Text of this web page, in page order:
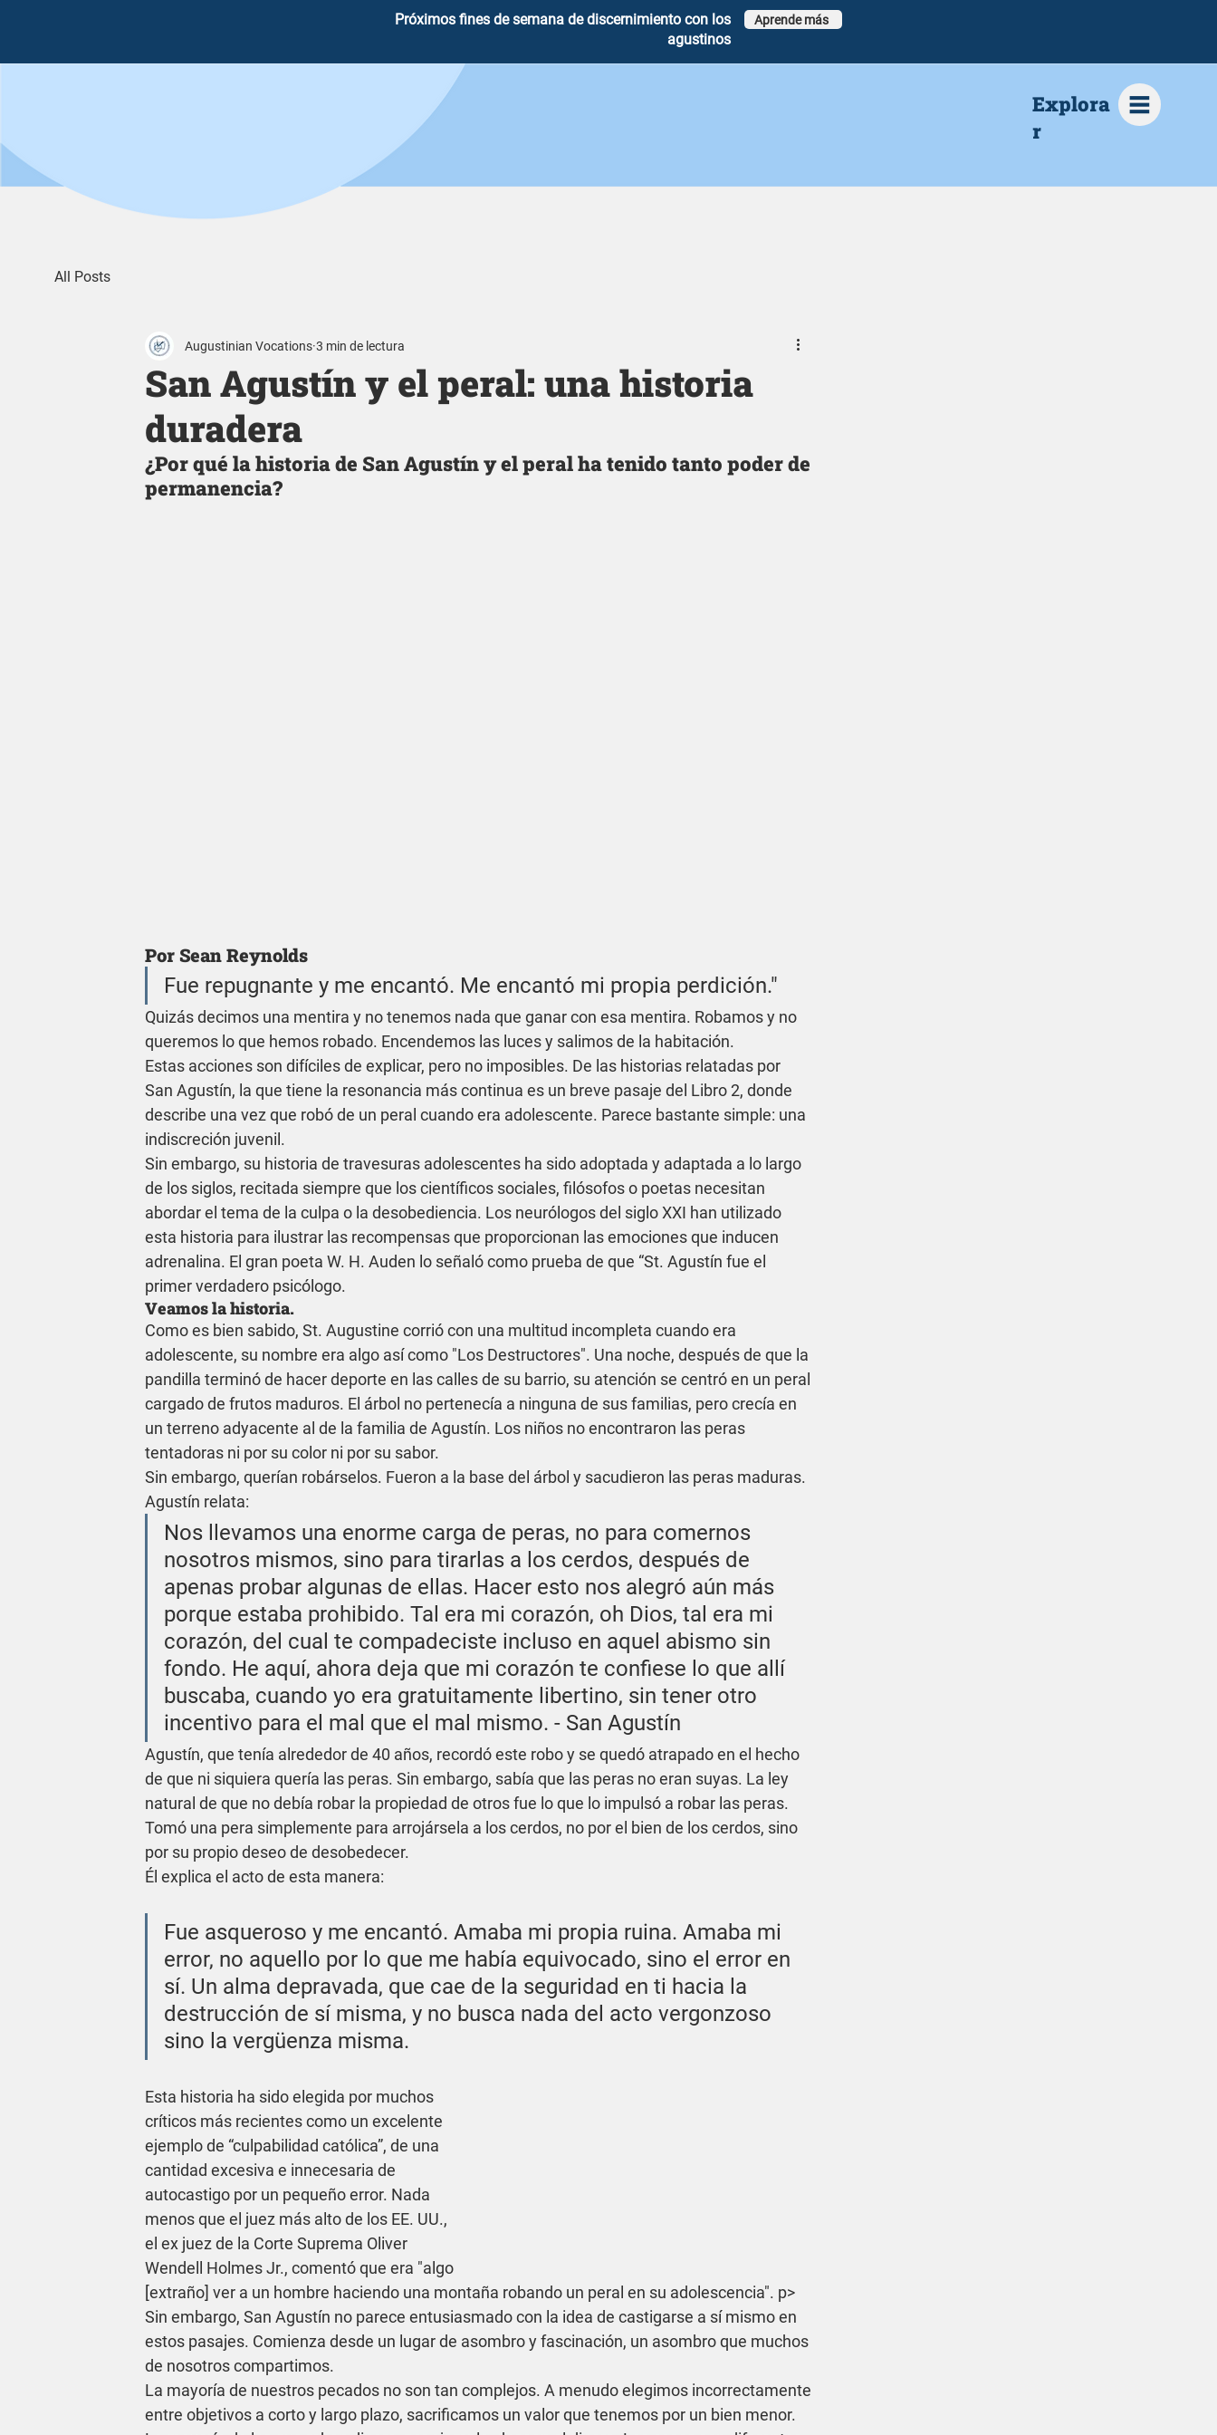
Próximos fines de semana de discernimiento con los
agustinos
Aprende más
Explora
r
All Posts
San Agustín y el peral: una historia
duradera
Augustinian Vocations 3 min de lectura
¿Por qué la historia de San Agustín y el peral ha tenido tanto poder de
permanencia?
Por Sean Reynolds
Fue repugnante y me encantó. Me encantó mi propia perdición."
Quizás decimos una mentira y no tenemos nada que ganar con esa mentira. Robamos y no
queremos lo que hemos robado. Encendemos las luces y salimos de la habitación.
Estas acciones son difíciles de explicar, pero no imposibles. De las historias relatadas por
San Agustín, la que tiene la resonancia más continua es un breve pasaje del Libro 2, donde
describe una vez que robó de un peral cuando era adolescente. Parece bastante simple: una
indiscreción juvenil.
Sin embargo, su historia de travesuras adolescentes ha sido adoptada y adaptada a lo largo
de los siglos, recitada siempre que los científicos sociales, filósofos o poetas necesitan
abordar el tema de la culpa o la desobediencia. Los neurólogos del siglo XXI han utilizado
esta historia para ilustrar las recompensas que proporcionan las emociones que inducen
adrenalina. El gran poeta W. H. Auden lo señaló como prueba de que “St. Agustín fue el
primer verdadero psicólogo.
Veamos la historia.
Como es bien sabido, St. Augustine corrió con una multitud incompleta cuando era
adolescente, su nombre era algo así como "Los Destructores". Una noche, después de que la
pandilla terminó de hacer deporte en las calles de su barrio, su atención se centró en un peral
cargado de frutos maduros. El árbol no pertenecía a ninguna de sus familias, pero crecía en
un terreno adyacente al de la familia de Agustín. Los niños no encontraron las peras
tentadoras ni por su color ni por su sabor.
Sin embargo, querían robárselos. Fueron a la base del árbol y sacudieron las peras maduras.
Agustín relata:
Nos llevamos una enorme carga de peras, no para comernos
nosotros mismos, sino para tirarlas a los cerdos, después de
apenas probar algunas de ellas. Hacer esto nos alegró aún más
porque estaba prohibido. Tal era mi corazón, oh Dios, tal era mi
corazón, del cual te compadeciste incluso en aquel abismo sin
fondo. He aquí, ahora deja que mi corazón te confiese lo que allí
buscaba, cuando yo era gratuitamente libertino, sin tener otro
incentivo para el mal que el mal mismo. - San Agustín
Agustín, que tenía alrededor de 40 años, recordó este robo y se quedó atrapado en el hecho
de que ni siquiera quería las peras. Sin embargo, sabía que las peras no eran suyas. La ley
natural de que no debía robar la propiedad de otros fue lo que lo impulsó a robar las peras.
Tomó una pera simplemente para arrojársela a los cerdos, no por el bien de los cerdos, sino
por su propio deseo de desobedecer.
Él explica el acto de esta manera:
Fue asqueroso y me encantó. Amaba mi propia ruina. Amaba mi
error, no aquello por lo que me había equivocado, sino el error en
sí. Un alma depravada, que cae de la seguridad en ti hacia la
destrucción de sí misma, y no busca nada del acto vergonzoso
sino la vergüenza misma.
Esta historia ha sido elegida por muchos
críticos más recientes como un excelente
ejemplo de “culpabilidad católica”, de una
cantidad excesiva e innecesaria de
autocastigo por un pequeño error. Nada
menos que el juez más alto de los EE. UU.,
el ex juez de la Corte Suprema Oliver
Wendell Holmes Jr., comentó que era "algo
[extraño] ver a un hombre haciendo una montaña robando un peral en su adolescencia". p>
Sin embargo, San Agustín no parece entusiasmado con la idea de castigarse a sí mismo en
estos pasajes. Comienza desde un lugar de asombro y fascinación, un asombro que muchos
de nosotros compartimos.
La mayoría de nuestros pecados no son tan complejos. A menudo elegimos incorrectamente
entre objetivos a corto y largo plazo, sacrificamos un valor que tenemos por un bien menor.